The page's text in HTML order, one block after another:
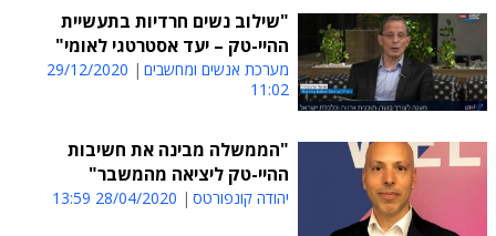
"שילוב נשים חרדיות בתעשיית
ההיי-טק – יעד אסטרטגי לאומי"
מערכת אנשים ומחשבים
29/12/2020
11:02
"הממשלה מבינה את חשיבות
ההיי-טק ליציאה מהמשבר"
יהודה קונפורטס 28/04/2020 13:59